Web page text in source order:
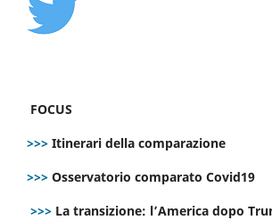
FOCUS
>>> Itinerari della comparazione
>>> Osservatorio comparato Covid19
>>> La transizione: l’America dopo